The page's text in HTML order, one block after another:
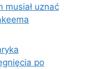
musiał uznać
po